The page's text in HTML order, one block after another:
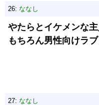
26: ななし
やたらとイケメンな
もちろん男性向けラ
27: ななし